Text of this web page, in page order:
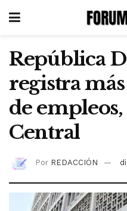
República
registra
de
Central
Por REDACCIÓN